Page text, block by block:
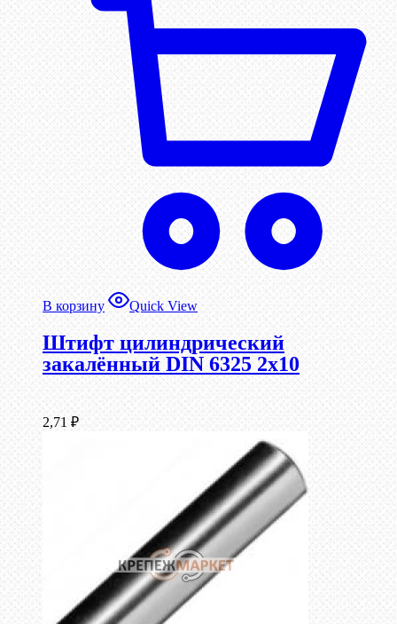
В корзину Quick View
Штифт цилиндрический
закалённый DIN 6325 2х10
2,71 ₽